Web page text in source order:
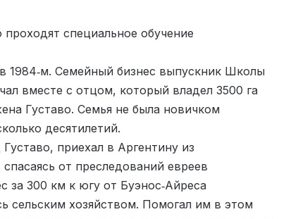
специальное обучение
1984‑м. Семейный бизнес выпускник Школы
вместе с отцом, который владел 3500 га
Густаво. Семья не была новичком
десятилетий.
приехал в Аргентину из
от преследований евреев
за 300 км к югу от Буэнос‑Айреса
сельским хозяйством. Помогал им в этом